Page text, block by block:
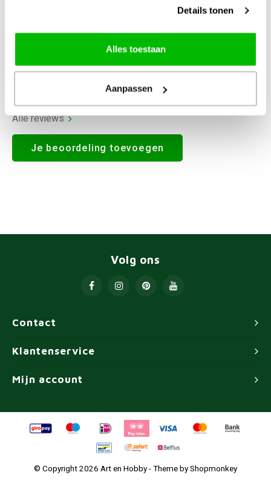
Details tonen
Alles toestaan
Aanpassen
Alle reviews
Je beoordeling toevoegen
Contact
Volg ons
Klantenservice
Mijn account
© Copyright 2026 Art en Hobby - Theme byShopmonkey